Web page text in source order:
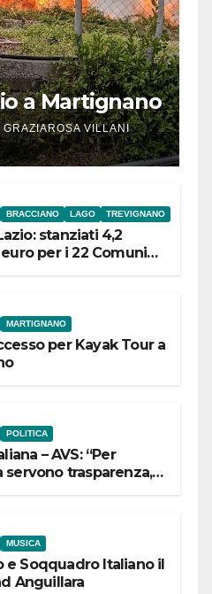
a Martignano
GRAZIAROSA VILLANI
BRACCIANO LAGO TREVIGNANO
stanziati 4,2
per i 22 Comuni
MARTIGNANO
per Kayak Tour a
POLITICA
– AVS: “Per
servono trasparenza,
MUSICA
e Soqquadro Italiano il
Anguillara